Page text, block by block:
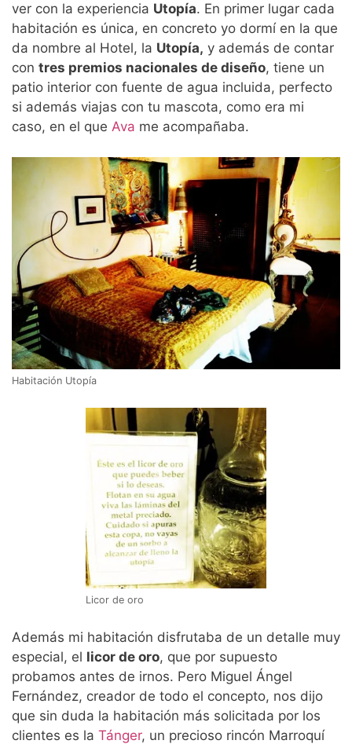
ver con la experiencia Utopía. En primer lugar cada
habitación es única, en concreto yo dormí en la que
da nombre al Hotel, la Utopía, y además de contar
con tres premios nacionales de diseño, tiene un
patio interior con fuente de agua incluida, perfecto
si además viajas con tu mascota, como era mi
caso, en el que Ava me acompañaba.
Habitación Utopía
Licor de oro
Además mi habitación disfrutaba de un detalle muy
especial, el licor de oro, que por supuesto
probamos antes de irnos. Pero Miguel Ángel
Fernández, creador de todo el concepto, nos dijo
que sin duda la habitación más solicitada por los
clientes es la Tánger, un precioso rincón Marroquí